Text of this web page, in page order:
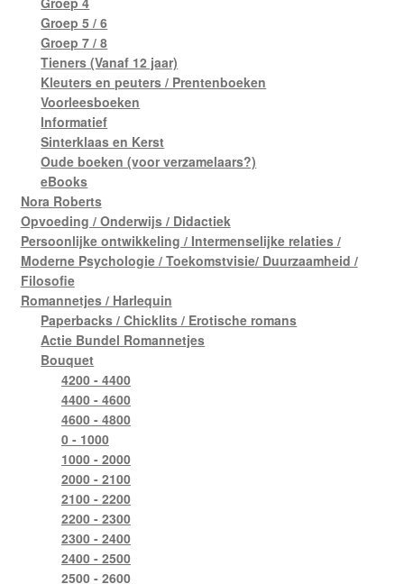
Groep 5 / 6
Groep 7 / 8
Tieners (Vanaf 12 jaar)
Kleuters en peuters / Prentenboeken
Voorleesboeken
Informatief
Sinterklaas en Kerst
Oude boeken (voor verzamelaars?)
eBooks
Nora Roberts
Opvoeding / Onderwijs / Didactiek
Persoonlijke ontwikkeling / Intermenselijke relaties /
Moderne Psychologie / Toekomstvisie/ Duurzaamheid /
Filosofie
Romannetjes / Harlequin
Paperbacks / Chicklits / Erotische romans
Actie Bundel Romannetjes
Bouquet
4200 - 4400
4400 - 4600
4600 - 4800
0 - 1000
1000 - 2000
2000 - 2100
2100 - 2200
2200 - 2300
2300 - 2400
2400 - 2500
2500 - 2600